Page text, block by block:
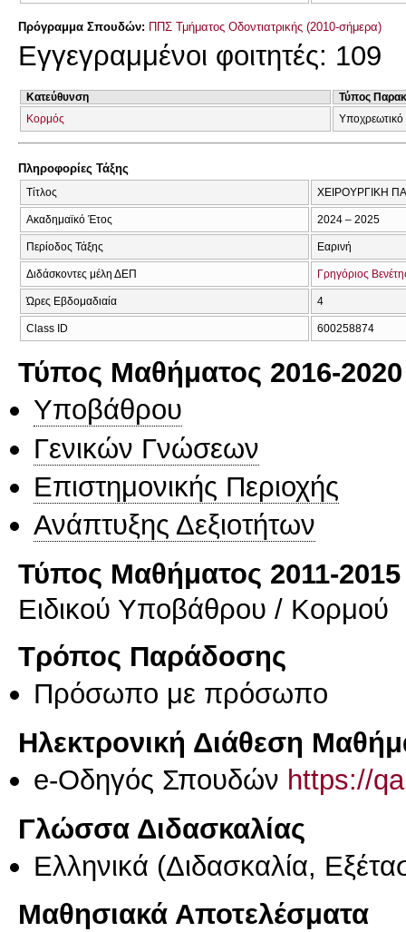
Πρόγραμμα Σπουδών: ΠΠΣ Τμήματος Οδοντιατρικής (2010-σήμερα)
Εγγεγραμμένοι φοιτητές: 109
Κατεύθυνση
Τύπος
Κορμός
Υποχρεωτικό
Πληροφορίες Τάξης
Τίτλος ΧΕΙΡΟΥΡΓΙΚΗ
Ακαδημαϊκό Έτος 2024 – 2025
Περίοδος Τάξης Εαρινή
Διδάσκοντες μέλη ΔΕΠ Γρηγόριος
Ώρες Εβδομαδιαία 4
Class ID 600258874
Τύπος Μαθήματος 2016-2020
Υποβάθρου
Γενικών Γνώσεων
Επιστημονικής Περιοχής
Ανάπτυξης Δεξιοτήτων
Τύπος Μαθήματος 2011-2015
Ειδικού Υποβάθρου / Κορμού
Τρόπος Παράδοσης
Πρόσωπο με πρόσωπο
Ηλεκτρονική Διάθεση
e-Οδηγός Σπουδών https://
Γλώσσα Διδασκαλίας
Ελληνικά (Διδασκαλία,
Μαθησιακά Αποτελέσματα